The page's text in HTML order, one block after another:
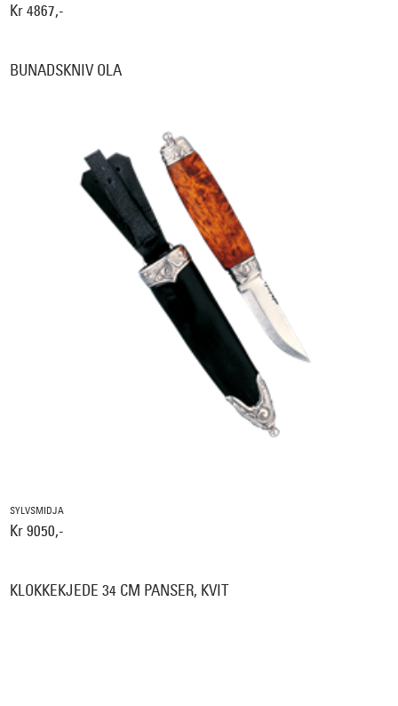
Kr 4867,-
BUNADSKNIV OLA
SYLVSMIDJA
Kr 9050,-
KLOKKEKJEDE 34 CM PANSER, KVIT